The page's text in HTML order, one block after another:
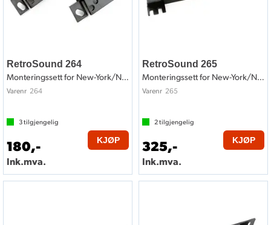
RetroSound 264
Monteringssett for New-York/Newport
Varenr 264
3tilgjengelig
180,-
Ink.mva.
KJØP
RetroSound 265
Monteringssett for New-York/Newport
Varenr 265
2tilgjengelig
325,-
Ink.mva.
KJØP